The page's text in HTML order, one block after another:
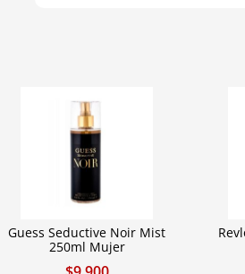
Guess Seductive Noir Mist
250ml Mujer